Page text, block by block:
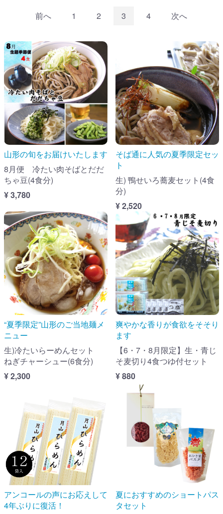
前へ 1 2 3 4 次へ
山形の旬をお届けいたします
8月便 冷たい肉そばとだだ
ちゃ豆(4食分)
¥ 3,780
そば通に人気の夏季限定セッ
ト
生) 鴨せいろ蕎麦セット(4食
分)
¥ 2,520
“夏季限定”山形のご当地麺メ
ニュー
生)冷たいらーめんセット
ねぎチャーシュー(6食分)
¥ 2,300
爽やかな香りが食欲をそそり
ます
【6・7・8月限定】生・青じ
そ麦切り4食つゆ付セット
¥ 880
アンコールの声にお応えして
4年ぶりに復活！
夏におすすめのショートパス
タセット